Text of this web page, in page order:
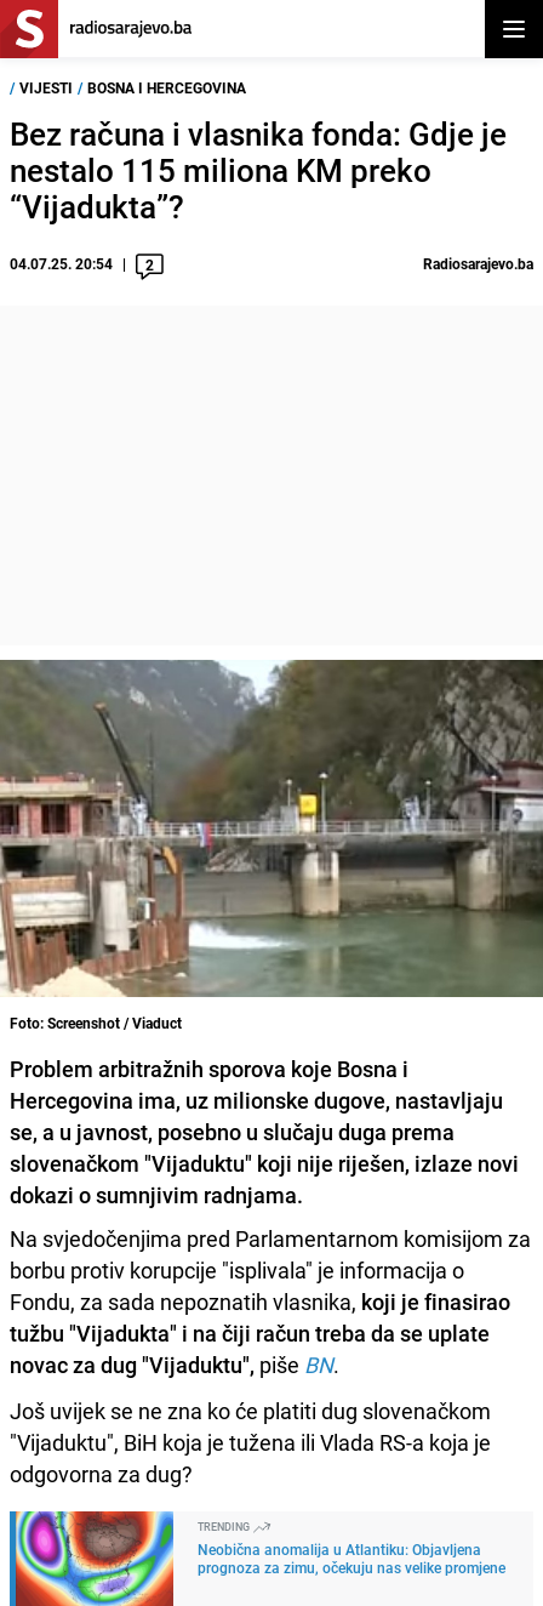
/ VIJESTI / BOSNA I HERCEGOVINA
Bez računa i vlasnika fonda: Gdje je
nestalo 115 miliona KM preko
“Vijadukta”?
04.07.25. 20:54 2 Radiosarajevo.ba
Foto: Screenshot / Viaduct
Problem arbitražnih sporova koje Bosna i
Hercegovina ima, uz milionske dugove, nastavljaju
se, a u javnost, posebno u slučaju duga prema
slovenačkom "Vijaduktu" koji nije riješen, izlaze novi
dokazi o sumnjivim radnjama.
Na svjedočenjima pred Parlamentarnom komisijom za
borbu protiv korupcije "isplivala" je informacija o
Fondu, za sada nepoznatih vlasnika, koji je finasirao
tužbu "Vijadukta" i na čiji račun treba da se uplate
novac za dug "Vijaduktu", piše BN.
Još uvijek se ne zna ko će platiti dug slovenačkom
"Vijaduktu", BiH koja je tužena ili Vlada RS-a koja je
odgovorna za dug?
TRENDING
Neobična anomalija u Atlantiku: Objavljena
prognoza za zimu, očekuju nas velike promjene